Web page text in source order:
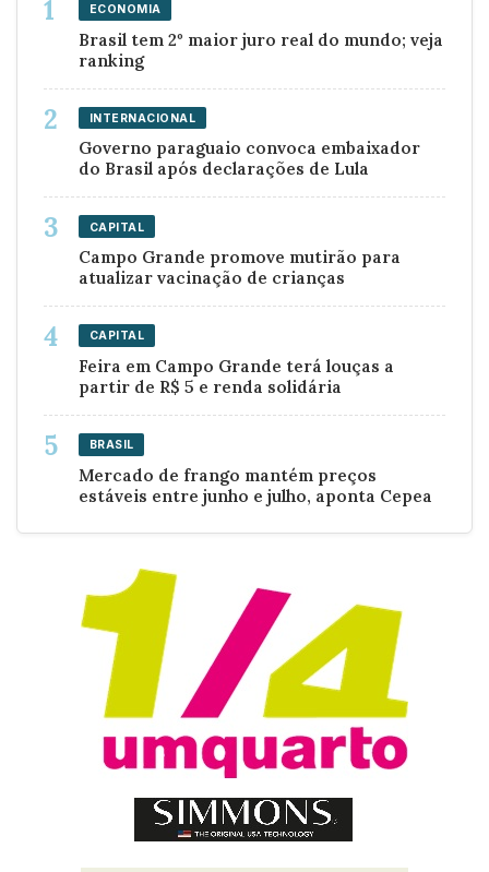
ECONOMIA
Brasil tem 2º maior juro real do mundo; veja
ranking
INTERNACIONAL
Governo paraguaio convoca embaixador
do Brasil após declarações de Lula
CAPITAL
Campo Grande promove mutirão para
atualizar vacinação de crianças
CAPITAL
Feira em Campo Grande terá louças a
partir de R$ 5 e renda solidária
BRASIL
Mercado de frango mantém preços
estáveis entre junho e julho, aponta Cepea